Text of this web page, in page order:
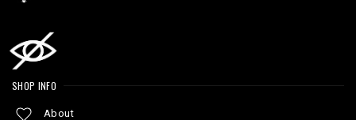
SHOP INFO
About